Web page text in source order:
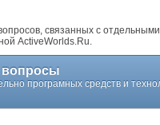
связанных с
ActiveWorlds.Ru.
вопросы
програмных средств и